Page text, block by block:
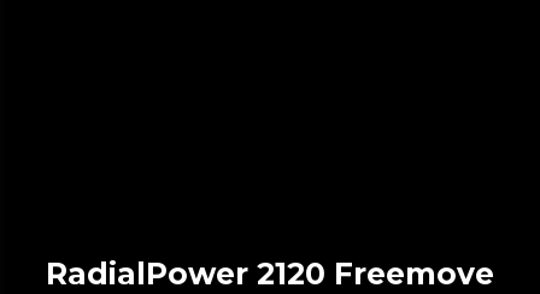
RadialPower 2120 Freemove